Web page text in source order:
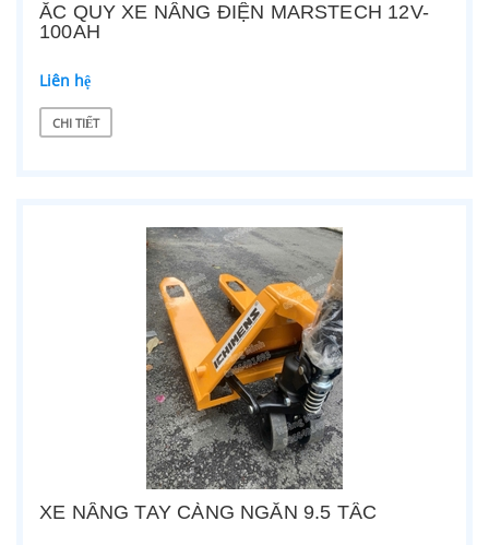
ẮC QUY XE NÂNG ĐIỆN MARSTECH 12V-
100AH
Liên hệ
CHI TIẾT
XE NÂNG TAY CÀNG NGẮN 9.5 TẤC